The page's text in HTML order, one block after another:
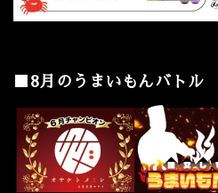
■8月のうまいもんバトル